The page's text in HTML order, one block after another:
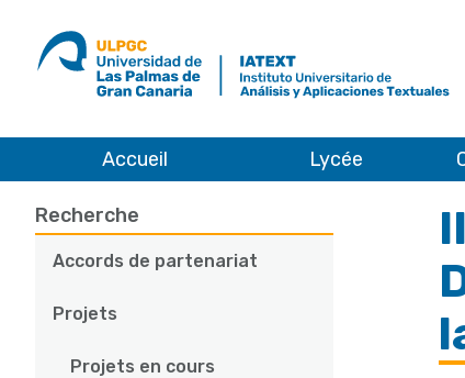
ULPGC
al
inicio
IATEXT
Accueil Lycée
Recherche II Congreso Internacional de Innovación Docente
Main
navigation
Recherche
Accords de partenariat
Projets
Projets en cours